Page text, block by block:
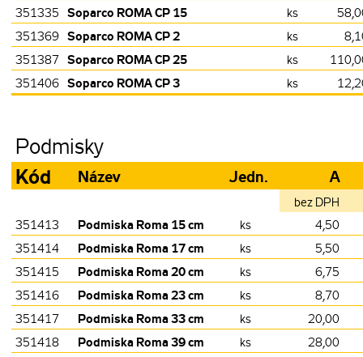
351335 Soparco ROMA CP 15 ks
351369 Soparco ROMA CP 2 ks
351387 Soparco ROMA CP 25 ks
351406 Soparco ROMA CP 3 ks
Podmisky
Kód Název Jedn. A
bez DPH
351413 Podmiska Roma 15 cm ks
4,50
351414
Podmiska Roma 17 cm ks
5,50
351415
Podmiska Roma 20 cm ks
6,75
351416
Podmiska Roma 23 cm ks
8,70
351417
Podmiska Roma 33 cm ks
20,00
351418
Podmiska Roma 39 cm ks
28,00